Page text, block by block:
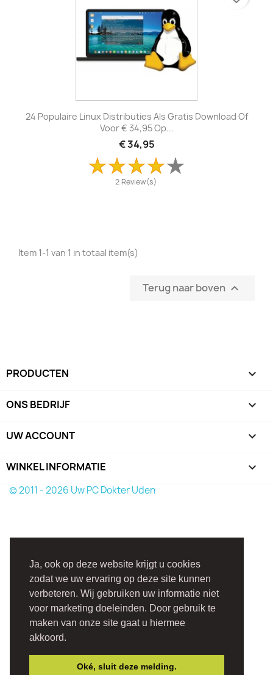
Ja, ook op deze website krijgt u cookies
zodat we uw ervaring op deze site kunnen
verbeteren. Wij gebruiken uw informatie niet
voor marketing doeleinden. Door gebruik te
maken van onze site gaat u hiermee
akkoord.
Oké, sluit deze melding.
24 Populaire Linux Distributies Als Gratis Download Of
Voor € 34,95 Op...
€ 34,95
2 Review(s)
Item 1-1 van 1 in totaal item(s)
Terug naar boven 
PRODUCTEN 
ONS BEDRIJF 
UW ACCOUNT 
WINKEL INFORMATIE keyboard_arrow_down
© 2011 - 2026 Uw PC Dokter Uden